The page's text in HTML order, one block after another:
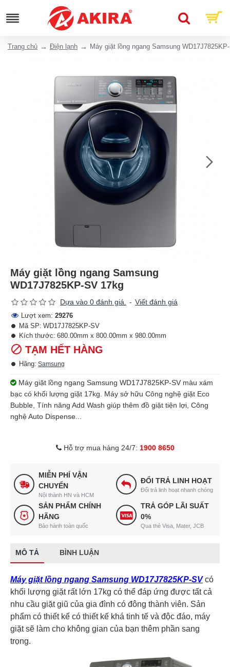
Trang chủ Điện lạnh Máy giặt lồng ngang Samsung
Máy giặt lồng ngang Samsung
WD17J7825KP-SV 17kg
Dựa vào 0 đánh giá. - Viết đánh giá
Lượt xem: 29276
TẠM HẾT HÀNG
Hãng: Samsung
Mã SP: WD17J7825KP-SV
Kích thước: 680.00mm x 800.00mm x 980.00mm
Máy giặt lồng ngang Samsung WD17J7825KP-SV màu xám
bạc có khối lượng giặt 17kg. Máy sở hữu Công nghệ giặt Eco
Bubble, Tính năng Add Wash giúp thêm đồ giặt tiện lợi, Công
nghệ Auto Dispense...
Hỗ trợ mua hàng 24/7: 1900 8650
MIỄN PHÍ VẬN
CHUYỂN
Nội thành HN và HCM
ĐỔI TRẢ LINH HOẠT
Đổi trả linh hoạt nhanh chóng
SẢN PHẨM CHÍNH
HÃNG
Bảo hành toàn quốc
TRẢ GÓP LÃI SUẤT
0%
Qua thẻ Visa, Mater, JCB
MÔ TẢ BÌNH LUẬN
Máy giặt lồng ngang Samsung WD17J7825KP-SVcó
khối lượng giặt rất lớn 17kg có thể đáp ứng được tất cả
nhu cầu giặt giũ của gia đình có đông thành viên. Sản
phẩm có thiết kế có thiết kế khá tinh tế và độc đáo, máy
giặt sẽ làm cho không gian của bạn thêm phần sang
trọng.